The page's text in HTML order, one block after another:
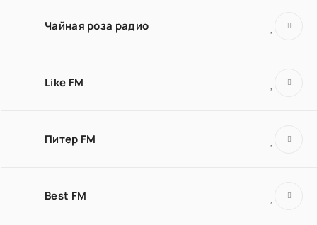
Чайная роза радио
Like FM
Питер FM
Best FM